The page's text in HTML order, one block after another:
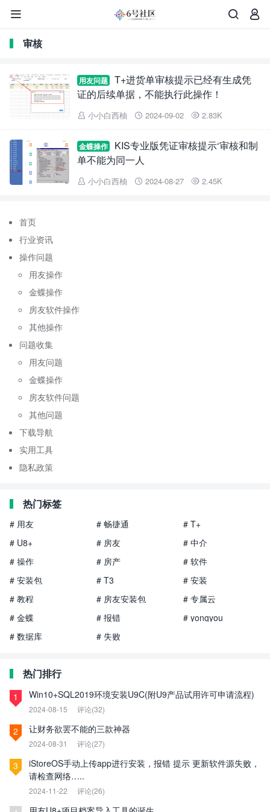



审核
用友问题
T+进货单审核提示已经有生成凭
证的后续单据，不能执行此操作！
 小小白西柚  2024-09-02  2.83K
金蝶操作
KIS专业版凭证审核提示‘审核和制
单不能为同一人
 小小白西柚  2024-08-27  2.45K
首页
行业资讯
操作问题
用友操作
金蝶操作
房友软件操作
其他操作
问题收集
用友问题
金蝶操作
房友软件问题
其他问题
下载导航
实用工具
隐私政策
热门标签
# 用友 # 畅捷通
# T+
# U8+
# 房友
# 中介
# 操作
# 房产
# 软件
# 安装包
# T3
# 安装
# 教程
# 房友安装包
# 专属云
# 金蝶
# 报错
# yongyou
# 数据库
# 失败
热门排行
1 Win10+SQL2019环境安装U9C(附U9产品试用许可申请流程)
2024-08-15 评论(32)
2 让财务欲罢不能的三款神器
2024-08-31 评论(27)
3
iStoreOS手动上传app进行安装，报错 提示 更新软件源失败，
请检查网络…..
2024-11-22 评论(26)